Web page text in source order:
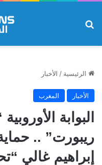
الرئيسية / الأخبار
الأخبار المغرب
البوابة
ريبورت” ..
إبراهيم غالي